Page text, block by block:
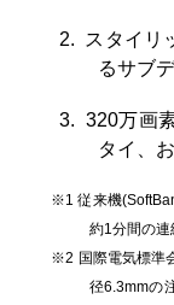
2. スタイリ
るサブ
3. 320万画
タイ、
※1 従来機
約1分間の
※2 国際電気標準
径6.3mmの